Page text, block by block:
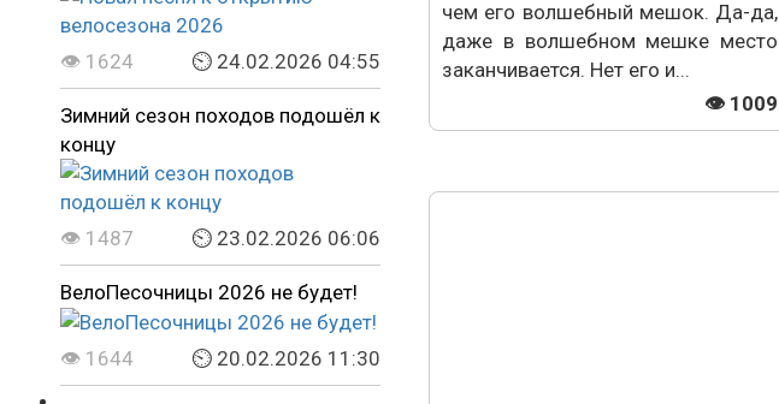
👁 1624 ⏲ 24.02.2026 04:55
Зимний сезон походов подошёл к
концу
👁 1487 ⏲ 23.02.2026 06:06
ВелоПесочницы 2026 не будет!
👁 1644 ⏲ 20.02.2026 11:30
чем его волшебный мешок. Да-да,
даже в волшебном мешке место
заканчивается. Нет его и...
👁 1009